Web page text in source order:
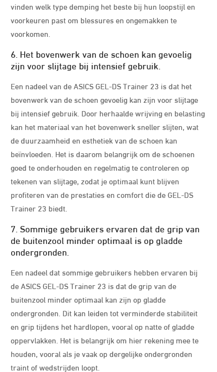
vinden welk type demping het beste bij hun loopstijl en
voorkeuren past om blessures en ongemakken te
voorkomen.
6. Het bovenwerk van de schoen kan gevoelig
zijn voor slijtage bij intensief gebruik.
Een nadeel van de ASICS GEL-DS Trainer 23 is dat het
bovenwerk van de schoen gevoelig kan zijn voor slijtage
bij intensief gebruik. Door herhaalde wrijving en belasting
kan het materiaal van het bovenwerk sneller slijten, wat
de duurzaamheid en esthetiek van de schoen kan
beïnvloeden. Het is daarom belangrijk om de schoenen
goed te onderhouden en regelmatig te controleren op
tekenen van slijtage, zodat je optimaal kunt blijven
profiteren van de prestaties en comfort die de GEL-DS
Trainer 23 biedt.
7. Sommige gebruikers ervaren dat de grip van
de buitenzool minder optimaal is op gladde
ondergronden.
Een nadeel dat sommige gebruikers hebben ervaren bij
de ASICS GEL-DS Trainer 23 is dat de grip van de
buitenzool minder optimaal kan zijn op gladde
ondergronden. Dit kan leiden tot verminderde stabiliteit
en grip tijdens het hardlopen, vooral op natte of gladde
oppervlakken. Het is belangrijk om hier rekening mee te
houden, vooral als je vaak op dergelijke ondergronden
traint of wedstrijden loopt.